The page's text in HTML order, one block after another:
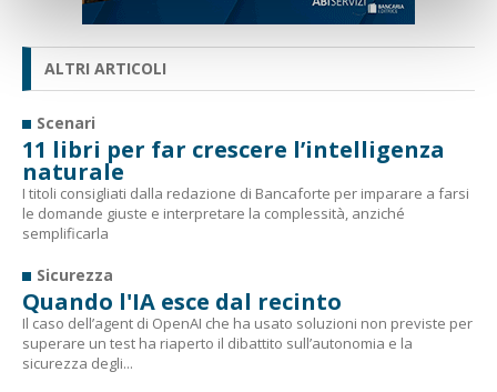
ALTRI ARTICOLI
Scenari
11 libri per far crescere l’intelligenza
naturale
I titoli consigliati dalla redazione di Bancaforte per imparare a farsi
le domande giuste e interpretare la complessità, anziché
semplificarla
Sicurezza
Quando l'IA esce dal recinto
Il caso dell’agent di OpenAI che ha usato soluzioni non previste per
superare un test ha riaperto il dibattito sull’autonomia e la
sicurezza degli...